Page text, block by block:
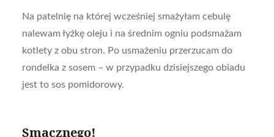
Na patelnię na której wcześniej smażyłam cebulę
nalewam łyżkę oleju i na średnim ogniu podsmażam
kotlety z obu stron. Po usmażeniu przerzucam do
rondelka z sosem – w przypadku dzisiejszego obiadu
jest to sos pomidorowy.
Smacznego!